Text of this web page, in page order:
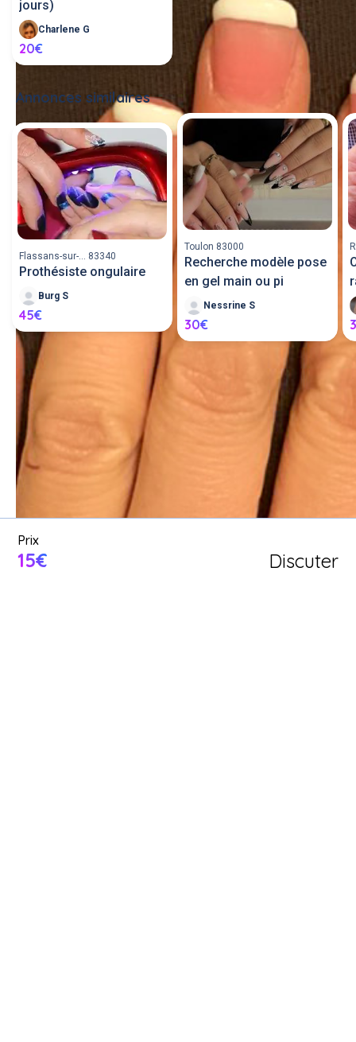
Discuter
Prix
15€
jours)
Charlene G
20€
Annonces similaires Tout voir
Flassans-sur-... 83340
Prothésiste ongulaire
Burg S
45€
Toulon 83000
Recherche modèle pose
en gel main ou pi
Nessrine S
30€
Demande un service
d'estheticienne entre voisins ou
proposer mes services
d'estheticienne.
Poster une annonce